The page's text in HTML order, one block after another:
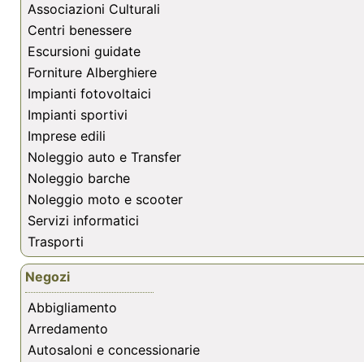
Associazioni Culturali
Centri benessere
Escursioni guidate
Forniture Alberghiere
Impianti fotovoltaici
Impianti sportivi
Imprese edili
Noleggio auto e Transfer
Noleggio barche
Noleggio moto e scooter
Servizi informatici
Trasporti
Negozi
Abbigliamento
Arredamento
Autosaloni e concessionarie